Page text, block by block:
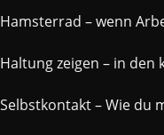
Hamsterrad – wenn
Haltung zeigen – in den
Selbstkontakt – Wie du